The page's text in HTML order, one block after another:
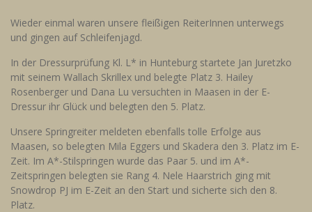
Wieder einmal waren unsere fleißigen ReiterInnen unterwegs
und gingen auf Schleifenjagd.
In der Dressurprüfung Kl. L* in Hunteburg startete Jan Juretzko
mit seinem Wallach Skrillex und belegte Platz 3. Hailey
Rosenberger und Dana Lu versuchten in Maasen in der E-
Dressur ihr Glück und belegten den 5. Platz.
Unsere Springreiter meldeten ebenfalls tolle Erfolge aus
Maasen, so belegten Mila Eggers und Skadera den 3. Platz im E-
Zeit. Im A*-Stilspringen wurde das Paar 5. und im A*-
Zeitspringen belegten sie Rang 4. Nele Haarstrich ging mit
Snowdrop PJ im E-Zeit an den Start und sicherte sich den 8.
Platz.